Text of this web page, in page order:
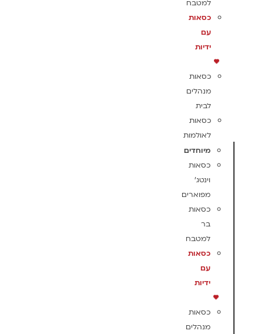
למטבח
כסאות
עם
ידיות
כסאות
מנהלים
לבית
כסאות
לאולמות
מיוחדים
כסאות
וינטג'
מפוארים
כסאות
בר
למטבח
כסאות
עם
ידיות
כסאות
מנהלים